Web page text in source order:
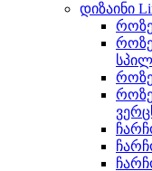
დიზაინი